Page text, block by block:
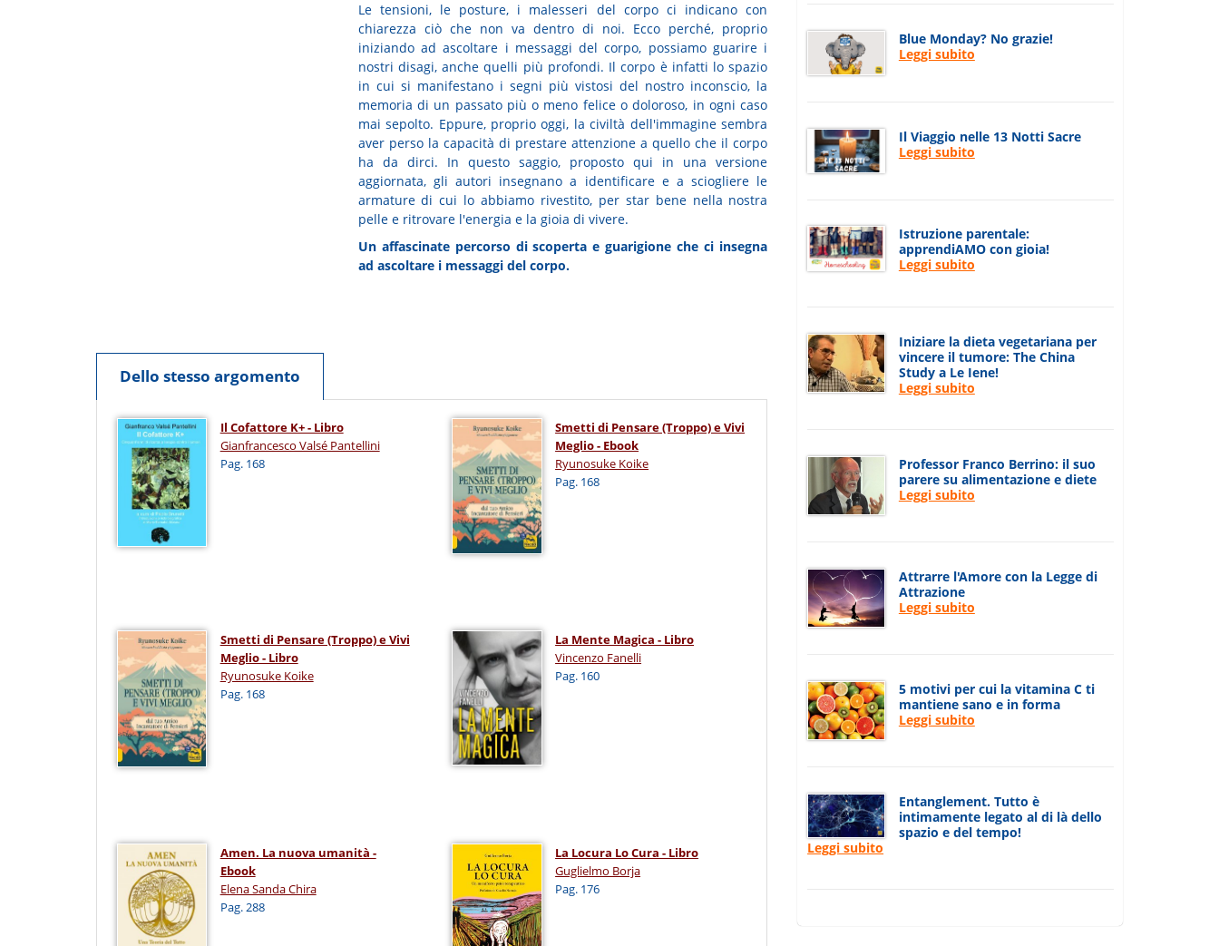
Le tensioni, le posture, i malesseri del corpo ci indicano con
chiarezza ciò che non va dentro di noi. Ecco perché, proprio
iniziando ad ascoltare i messaggi del corpo, possiamo guarire i
nostri disagi, anche quelli più profondi. Il corpo è infatti lo spazio
in cui si manifestano i segni più vistosi del nostro inconscio, la
memoria di un passato più o meno felice o doloroso, in ogni caso
mai sepolto. Eppure, proprio oggi, la civiltà dell'immagine sembra
aver perso la capacità di prestare attenzione a quello che il corpo
ha da dirci. In questo saggio, proposto qui in una versione
aggiornata, gli autori insegnano a identificare e a sciogliere le
armature di cui lo abbiamo rivestito, per star bene nella nostra
pelle e ritrovare l'energia e la gioia di vivere.
Un affascinate percorso di scoperta e guarigione che ci insegna
ad ascoltare i messaggi del corpo.
Dello stesso argomento
Il Cofattore K+ - Libro
Gianfrancesco Valsé Pantellini
Pag. 168
Smetti di Pensare (Troppo) e Vivi
Meglio - Ebook
Ryunosuke Koike
Pag. 168
Smetti di Pensare (Troppo) e Vivi
Meglio - Libro
Ryunosuke Koike
Pag. 168
La Mente Magica - Libro
Vincenzo Fanelli
Pag. 160
Amen. La nuova umanità -
Ebook
Elena Sanda Chira
Pag. 288
La Locura Lo Cura - Libro
Guglielmo Borja
Pag. 176
Blue Monday? No grazie!
Leggi subito
Il Viaggio nelle 13 Notti Sacre
Leggi subito
Istruzione parentale:
apprendiAMO con gioia!
Leggi subito
Iniziare la dieta vegetariana per
vincere il tumore: The China
Study a Le Iene!
Leggi subito
Professor Franco Berrino: il suo
parere su alimentazione e diete
Leggi subito
Attrarre l'Amore con la Legge di
Attrazione
Leggi subito
5 motivi per cui la vitamina C ti
mantiene sano e in forma
Leggi subito
Entanglement. Tutto è
intimamente legato al di là dello
spazio e del tempo!
Leggi subito